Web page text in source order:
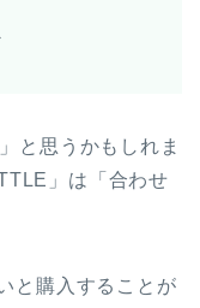
と思うかもしれま
」は「合わせ
と購入することが